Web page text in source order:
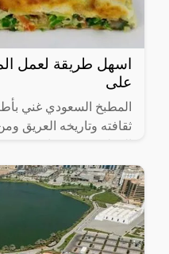
اسهل طريقة لعمل
على
المطبخ السعودي غني
ثقافته وتاريخه العريق
واللحم المفروم